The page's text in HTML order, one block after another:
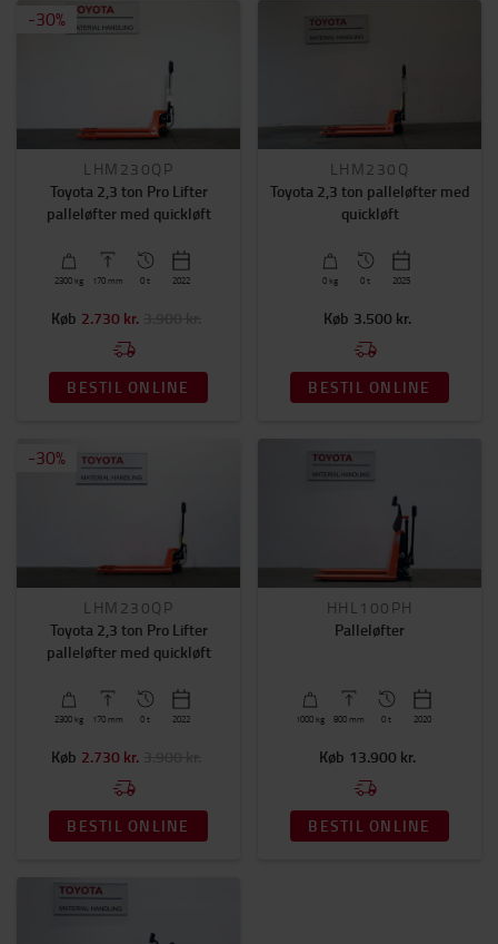
-30%
LHM230QP
Toyota 2,3 ton Pro Lifter
palleløfter med quickløft
2300 kg 170 mm 0 t 2022
Køb 2.730 kr.
BESTIL ONLINE
LHM230Q
Toyota 2,3 ton palleløfter med
quickløft
0 kg 0 t 2025
Køb 3.500 kr.
BESTIL ONLINE
-30%
LHM230QP
Toyota 2,3 ton Pro Lifter
palleløfter med quickløft
2300 kg 170 mm 0 t 2022
Køb 2.730 kr.
BESTIL ONLINE
HHL100PH
Palleløfter
1000 kg 800 mm 0 t 2020
Køb 13.900 kr.
BESTIL ONLINE